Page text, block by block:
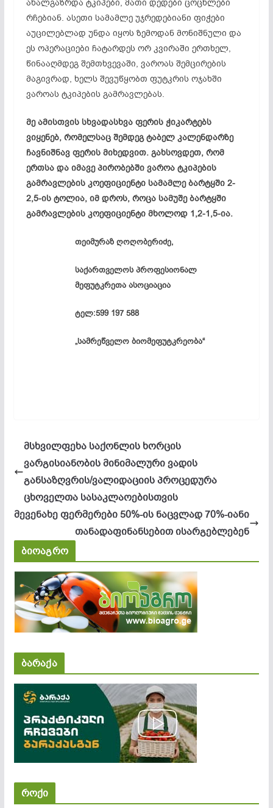
ახალგაზრდა ტკიპები, მათი დედები ცოცხლები
რჩებიან. ასეთი სამამლე უჯრედებიანი ფიჭები
აუცილებლად უნდა იყოს ზემოდან მონიშნული და
ეს ოპერაციები ჩატარდეს ორ კვირაში ერთხელ,
წინააღმდეგ შემთხვევაში, ვაროას შემცირების
მაგივრად, ხელს შევუწყობთ ფუტკრის ოჯახში
ვაროას ტკიპების გამრავლებას.
მე ამისთვის სხვადასხვა ფერის ჭიკარტებს
ვიყენებ, რომელსაც შემდეგ ტაბელ კალენდარზე
ჩავნიშნავ ფერის მიხედვით. გახსოვდეთ, რომ
ერთსა და იმავე პირობებში ვაროა ტკიპების
გამრავლების კოეფიციენტი სამამლე ბარტყში 2-
2,5-ის ტოლია, იმ დროს, როცა სამუშე ბარტყში
გამრავლების კოეფიციენტი მხოლოდ 1,2-1,5-ია.
თეიმურაზ ღოღობერიძე,
საქართველოს პროფესიონალ
მეფუტკრეთა ასოციაცია
ტელ:599 197 588
„სამრეწველო ბიომეფუტკრეობა“
მსხვილფეხა საქონლის ხორცის
ვარგისიანობის მინიმალური ვადის
განსაზღვრის/ვალიდაციის პროცედურა
ცხოველთა სასაკლაოებისთვის
მევენახე ფერმერები 50%-ის ნაცვლად 70%-იანი
თანადაფინანსებით ისარგებლებენ
ბიოაგრო
ბარაქა
როქი